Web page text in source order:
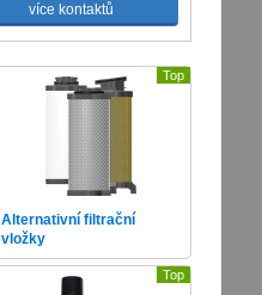
více kontaktů
Top
Alternativní filtrační
vložky
Top